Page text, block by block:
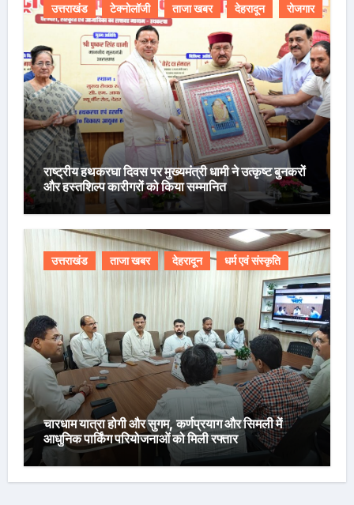
उत्तराखंड टेक्नोलॉजी ताजा खबर देहरादून रोजगार
राष्ट्रीय हथकरघा दिवस पर मुख्यमंत्री धामी ने उत्कृष्ट बुनकरों
और हस्तशिल्प कारीगरों को किया सम्मानित
उत्तराखंड ताजा खबर देहरादून धर्म एवं संस्कृति
चारधाम यात्रा होगी और सुगम, कर्णप्रयाग और सिमली में
आधुनिक पार्किंग परियोजनाओं को मिली रफ्तार